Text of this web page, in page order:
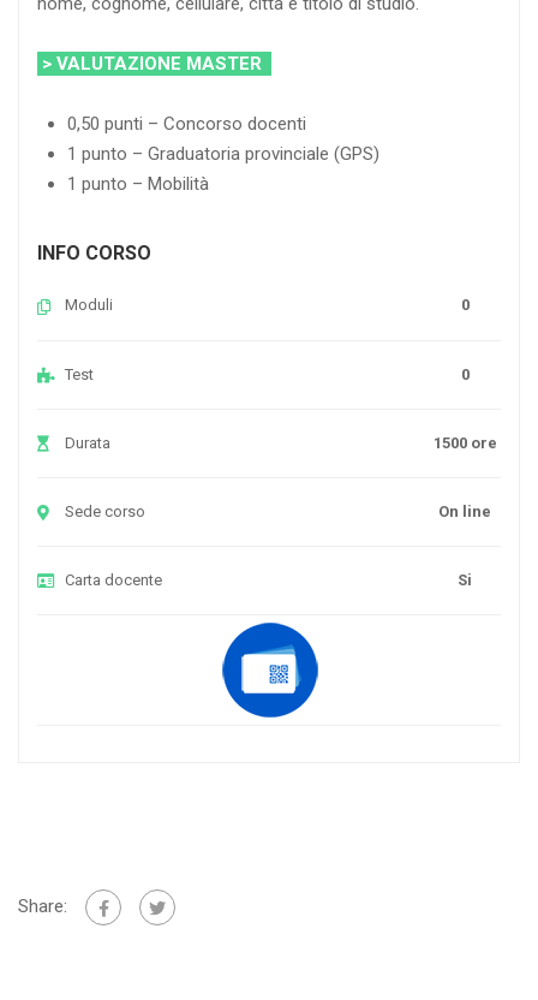
> VALUTAZIONE MASTER
0,50 punti – Concorso docenti
1 punto – Graduatoria provinciale (GPS)
1 punto – Mobilità
INFO CORSO
Moduli 0
Test 0
Durata 1500 ore
Sede corso On line
Carta docente Si
Share: